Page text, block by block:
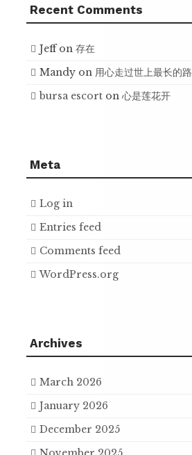
Recent Comments
Jeffon存在
Mandy on 用心走过世上最长的路
bursa escort on心是莲花开
Meta
Log in
Entries feed
Comments feed
WordPress.org
Archives
March 2026
January 2026
December 2025